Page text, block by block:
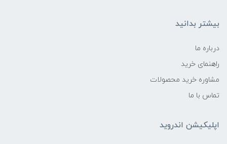
بیشتر بدانید
درباره ما
راهنمای خرید
مشاوره خرید محصولات
تماس با ما
اپلیکیشن اندروید